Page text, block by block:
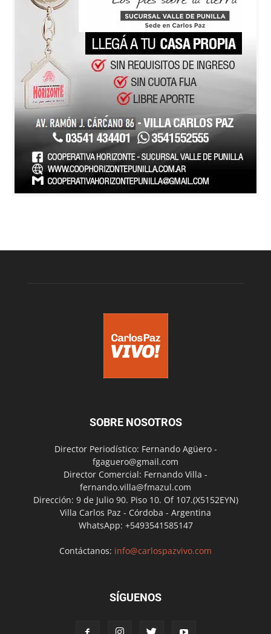
SOBRE NOSOTROS
Director Periodístico: Fernando Agüero -
fgaguero@gmail.com
Director Comercial: Fernando Villa -
fernando.villa@fmazul.com
Dirección: 9 de Julio 90. Piso 10. Of 107.(X5152EYN)
Villa Carlos Paz - Córdoba - Argentina
WhatsApp: +5493541585147
Contáctanos: info@carlospazvivo.com
SÍGUENOS